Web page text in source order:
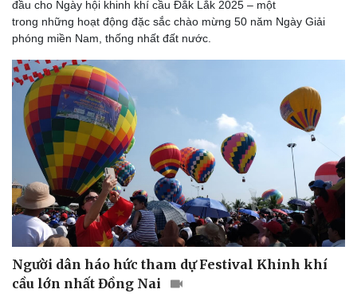
đầu cho Ngày hội khinh khí cầu Đắk Lắk 2025 – một
trong những hoạt động đặc sắc chào mừng 50 năm Ngày Giải
phóng miền Nam, thống nhất đất nước.
Người dân háo hức tham dự Festival Khinh khí
cầu lớn nhất Đồng Nai